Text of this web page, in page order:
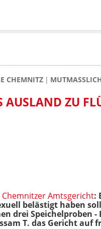
CHEMNITZ
ZU
Chemnitzer Amtsgericht:
belästigt haben
drei Speichelproben
T. das Gericht auf